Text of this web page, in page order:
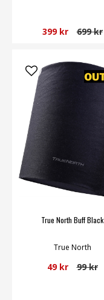
399 kr 699 kr
True North Buff Black
True North
49 kr 99 kr